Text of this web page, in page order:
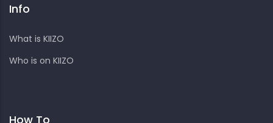
Info
What is KIIZO
Who is on KIIZO
How To